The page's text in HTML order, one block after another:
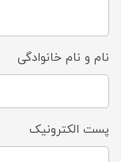
نام و نام خانوادگی
پست الکترونیک